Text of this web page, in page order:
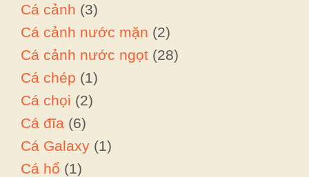
Cá cảnh (3)
Cá cảnh nước mặn (2)
Cá cảnh nước ngọt (28)
Cá chép (1)
Cá chọi (2)
Cá đĩa (6)
Cá Galaxy (1)
Cá hổ (1)